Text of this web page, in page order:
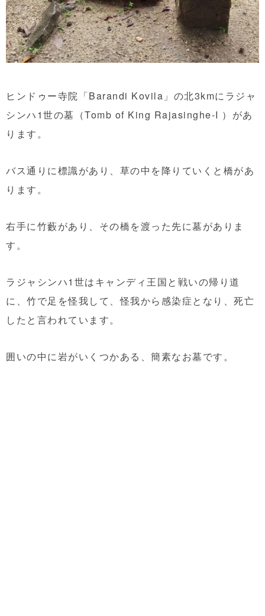
ヒンドゥー寺院「Barandi Kovila」の北3kmにラジャ
シンハ1世の墓（Tomb of King Rajasinghe-I ）があ
ります。
バス通りに標識があり、草の中を降りていくと橋があ
ります。
右手に竹藪があり、その橋を渡った先に墓がありま
す。
ラジャシンハ1世はキャンディ王国と戦いの帰り道
に、竹で足を怪我して、怪我から感染症となり、死亡
したと言われています。
囲いの中に岩がいくつかある、簡素なお墓です。